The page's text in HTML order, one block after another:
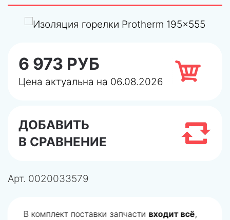
6 973 РУБ
Цена актуальна на 06.08.2026
ДОБАВИТЬ
В СРАВНЕНИЕ
Арт. 0020033579
В комплект поставки запчасти входит всё,